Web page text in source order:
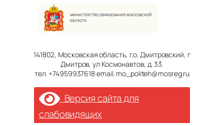
141802, Московская область, г.о. Дмитровский, г
Дмитров, ул Космонавтов, д. 33.
тел. +74959937618 email. mo_politeh@mosreg.ru
Версия сайта для
слабовидящих